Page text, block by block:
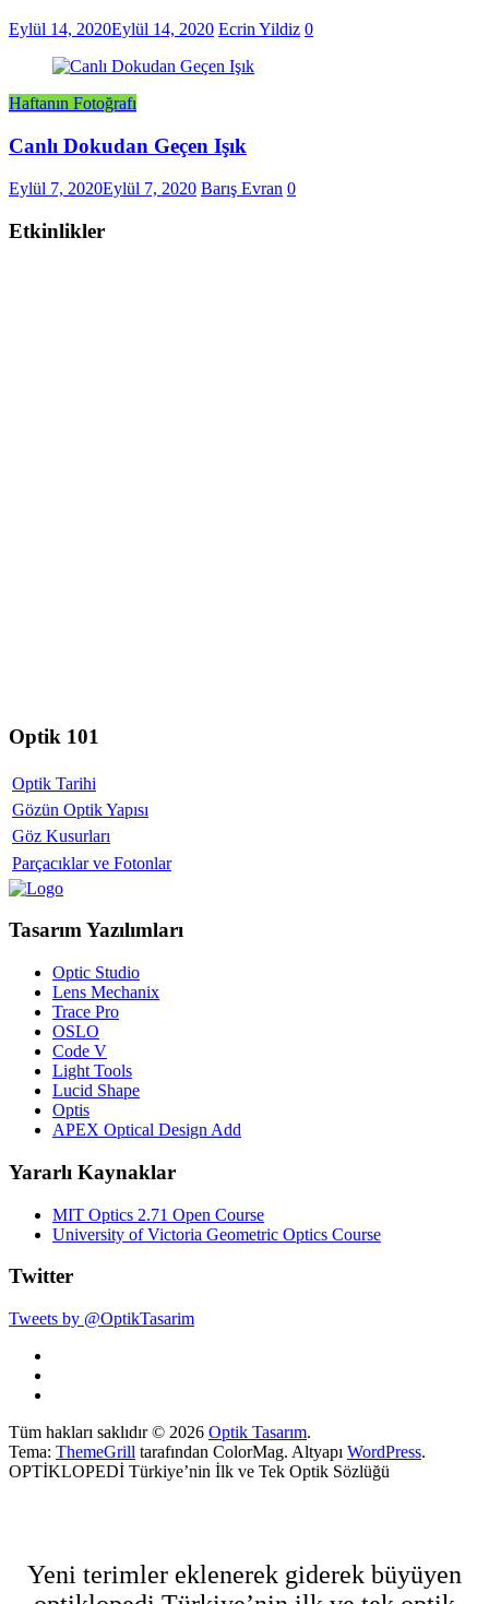
Eylül 14, 2020Eylül 14, 2020 Ecrin Yildiz 0
Haftanın Fotoğrafı
Canlı Dokudan Geçen Işık
Eylül 7, 2020Eylül 7, 2020 Barış Evran 0
Etkinlikler
Optik 101
Optik Tarihi
Gözün Optik Yapısı
Göz Kusurları
Parçacıklar ve Fotonlar
Tasarım Yazılımları
Optic Studio
Lens Mechanix
Trace Pro
OSLO
Code V
Light Tools
Lucid Shape
Optis
APEX Optical Design Add
Yararlı Kaynaklar
MIT Optics 2.71 Open Course
University of Victoria Geometric Optics Course
Twitter
Tweets by @OptikTasarim
Tüm hakları saklıdır © 2026 Optik Tasarım.
Tema: ThemeGrill tarafından ColorMag. Altyapı WordPress.
OPTİKLOPEDİ Türkiye’nin İlk ve Tek Optik Sözlüğü
Yeni terimler eklenerek giderek büyüyen